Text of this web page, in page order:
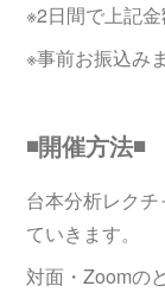
※2日間で上記金
※事前お振込み
◾️開催方法◾️
台本分析レク
ていきます。
対面・Zoomの